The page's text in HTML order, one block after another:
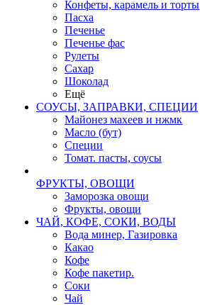
Конфеты, карамель и торты
Пасха
Печенье
Печенье фас
Рулеты
Сахар
Шоколад
Ещё
СОУСЫ, ЗАПРАВКИ, СПЕЦИИ
Майонез махеев и нжмк
Масло (бут)
Специи
Томат. пасты, соусы
ФРУКТЫ, ОВОЩИ
Заморозка овощи
Фрукты, овощи
ЧАЙ, КОФЕ, СОКИ, ВОДЫ
Вода минер, Газировка
Какао
Кофе
Кофе пакетир.
Соки
Чай